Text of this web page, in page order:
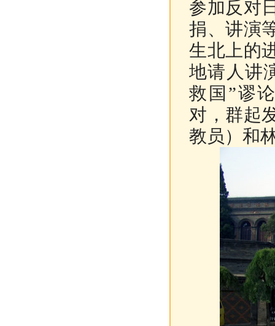
参加反对
捐、讲演
生北上的
地请人讲
救国”谬
对，群起
教员）和